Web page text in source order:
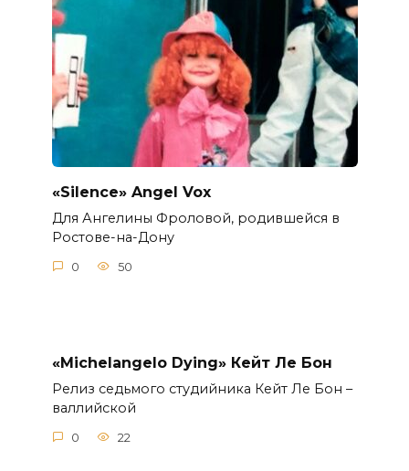
«Silence» Angel Vox
Для Ангелины Фроловой, родившейся в
Ростове-на-Дону
0 50
«Michelangelo Dying» Кейт Ле Бон
Релиз седьмого студийника Кейт Ле Бон –
валлийской
0 22